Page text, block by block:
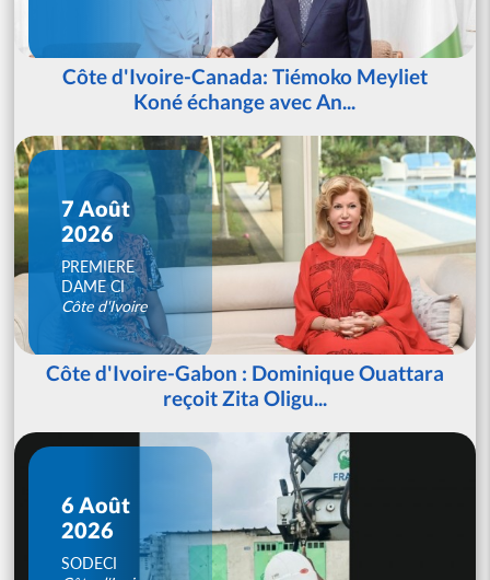
Côte d'Ivoire-Canada: Tiémoko Meyliet
Koné échange avec An...
7 Août
2026
PREMIERE
DAME CI
Côte d'Ivoire
Côte d'Ivoire-Gabon : Dominique Ouattara
reçoit Zita Oligu...
6 Août
2026
SODECI